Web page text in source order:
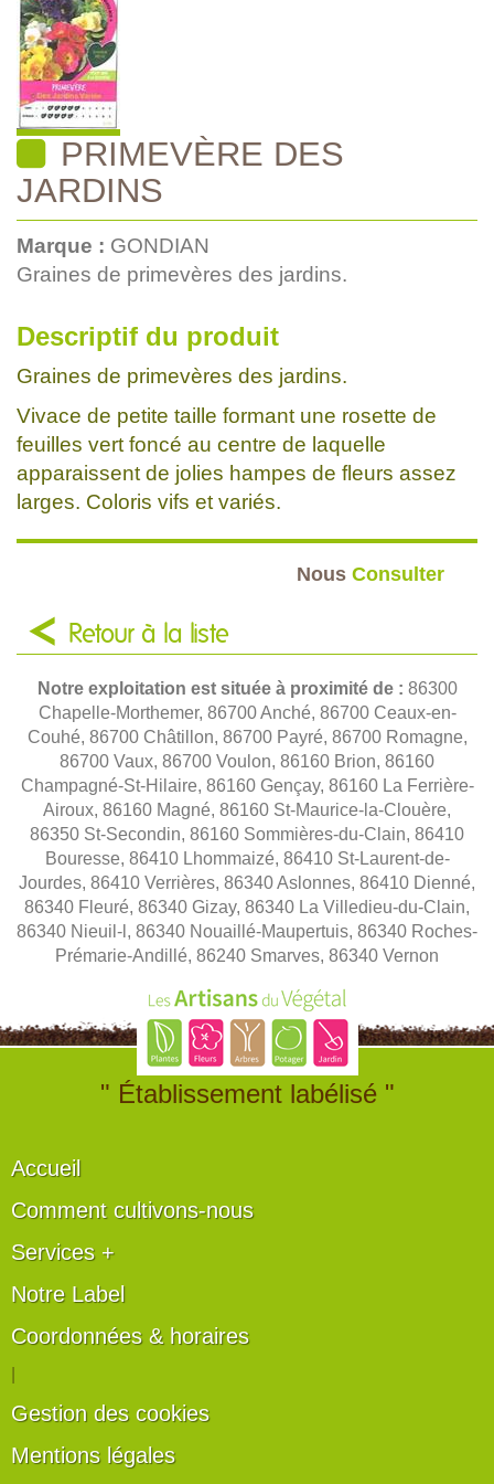
PRIMEVÈRE DES
JARDINS
Marque : GONDIAN
Graines de primevères des jardins.
Descriptif du produit
Graines de primevères des jardins.
Vivace de petite taille formant une rosette de
feuilles vert foncé au centre de laquelle
apparaissent de jolies hampes de fleurs assez
larges. Coloris vifs et variés.
Nous Consulter
Retour à la liste
Notre exploitation est située à proximité de : 86300
Chapelle-Morthemer, 86700 Anché, 86700 Ceaux-en-
Couhé, 86700 Châtillon, 86700 Payré, 86700 Romagne,
86700 Vaux, 86700 Voulon, 86160 Brion, 86160
Champagné-St-Hilaire, 86160 Gençay, 86160 La Ferrière-
Airoux, 86160 Magné, 86160 St-Maurice-la-Clouère,
86350 St-Secondin, 86160 Sommières-du-Clain, 86410
Bouresse, 86410 Lhommaizé, 86410 St-Laurent-de-
Jourdes, 86410 Verrières, 86340 Aslonnes, 86410 Dienné,
86340 Fleuré, 86340 Gizay, 86340 La Villedieu-du-Clain,
86340 Nieuil-l, 86340 Nouaillé-Maupertuis, 86340 Roches-
Prémarie-Andillé, 86240 Smarves, 86340 Vernon
" Établissement labélisé "
Accueil
Comment cultivons-nous
Services +
Notre Label
Coordonnées & horaires
Gestion des cookies
Mentions légales